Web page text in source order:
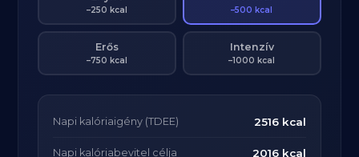
–250 kcal –500 kcal
Erős
–750 kcal
Intenzív
–1000 kcal
Napi kalóriaigény (TDEE) 2516 kcal
Napi kalóriabevitel célja 2016 kcal